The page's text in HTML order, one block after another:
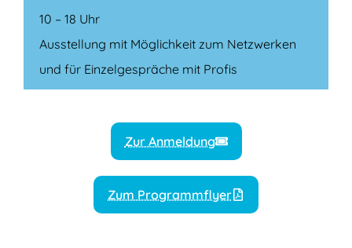
10 – 18 Uhr
Ausstellung mit Möglichkeit zum Netzwerken
und für Einzelgespräche mit Profis
Zur Anmeldung
Zum Programmflyer